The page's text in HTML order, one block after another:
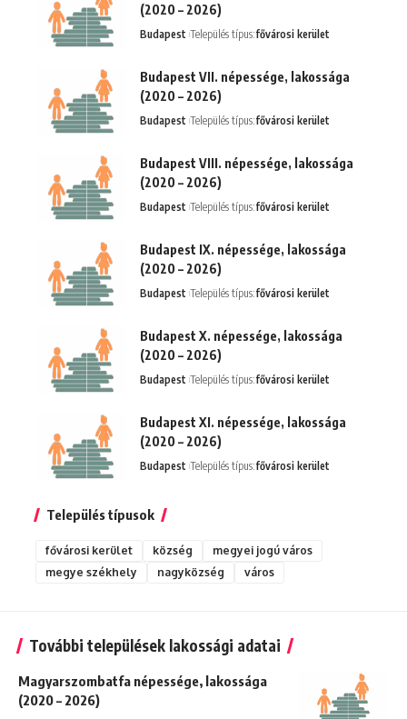
(2020 – 2026)
Budapest Település típus:fővárosi kerület
Budapest VII. népessége, lakossága
(2020 – 2026)
Budapest Település típus:fővárosi kerület
Budapest VIII. népessége, lakossága
(2020 – 2026)
Budapest Település típus:fővárosi kerület
Budapest IX. népessége, lakossága
(2020 – 2026)
Budapest Település típus:fővárosi kerület
Budapest X. népessége, lakossága
(2020 – 2026)
Budapest Település típus:fővárosi kerület
Budapest XI. népessége, lakossága
(2020 – 2026)
Budapest Település típus:fővárosi kerület
Település típusok
fővárosi kerület község
megyei jogú város
megye székhely
nagyközség város
További települések lakossági adatai
Magyarszombatfa népessége, lakossága
(2020 – 2026)